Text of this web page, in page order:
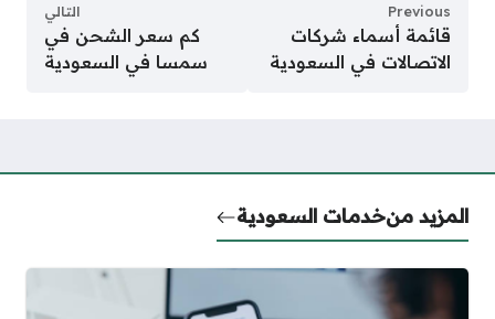
Previous
قائمة أسماء شركات
الاتصالات في السعودية
التالي
كم سعر الشحن في
سمسا في السعودية
المزيد منخدمات السعودية